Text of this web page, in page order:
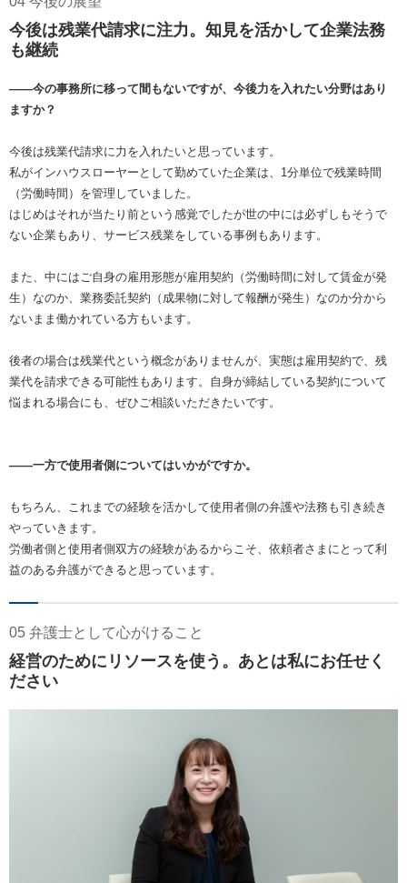
今後は残業代請求に注力。知見を活かして企業法務
も継続
――今の事務所に移って間もないですが、今後力を入れたい分野はあり
ますか？
今後は残業代請求に力を入れたいと思っています。
私がインハウスローヤーとして勤めていた企業は、1分単位で残業時間
（労働時間）を管理していました。
はじめはそれが当たり前という感覚でしたが世の中には必ずしもそうで
ない企業もあり、サービス残業をしている事例もあります。
また、中にはご自身の雇用形態が雇用契約（労働時間に対して賃金が発
生）なのか、業務委託契約（成果物に対して報酬が発生）なのか分から
ないまま働かれている方もいます。
後者の場合は残業代という概念がありませんが、実態は雇用契約で、残
業代を請求できる可能性もあります。自身が締結している契約について
悩まれる場合にも、ぜひご相談いただきたいです。
――一方で使用者側についてはいかがですか。
もちろん、これまでの経験を活かして使用者側の弁護や法務も引き続き
やっていきます。
労働者側と使用者側双方の経験があるからこそ、依頼者さまにとって利
益のある弁護ができると思っています。
05 弁護士として心がけること
経営のためにリソースを使う。あとは私にお任せく
ださい